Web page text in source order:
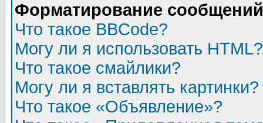
Форматирование
Что такое BBCode?
Могу ли я использовать HTML?
Что такое смайлики?
Могу ли я вставлять картинки?
Что такое «Объявление»?